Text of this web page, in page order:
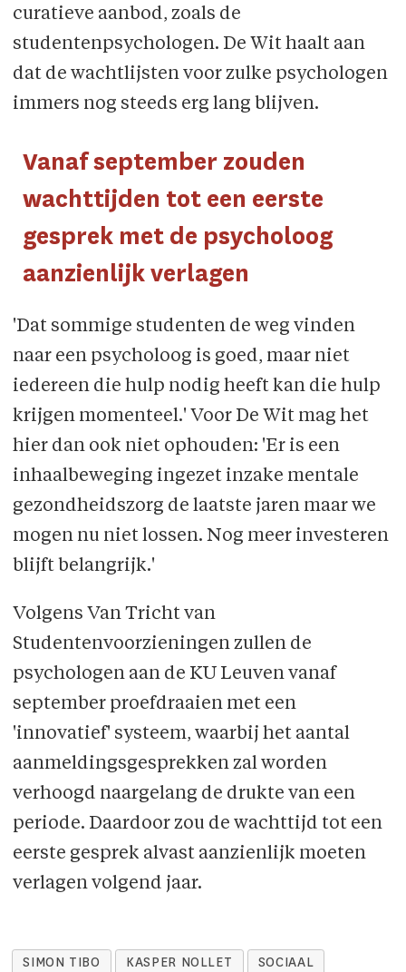
curatieve aanbod, zoals de
studentenpsychologen. De Wit haalt aan
dat de wachtlijsten voor zulke psychologen
immers nog steeds erg lang blijven.
Vanaf september zouden
wachttijden tot een eerste
gesprek met de psycholoog
aanzienlijk verlagen
'Dat sommige studenten de weg vinden
naar een psycholoog is goed, maar niet
iedereen die hulp nodig heeft kan die hulp
krijgen momenteel.' Voor De Wit mag het
hier dan ook niet ophouden: 'Er is een
inhaalbeweging ingezet inzake mentale
gezondheidszorg de laatste jaren maar we
mogen nu niet lossen. Nog meer investeren
blijft belangrijk.'
Volgens Van Tricht van
Studentenvoorzieningen zullen de
psychologen aan de KU Leuven vanaf
september proefdraaien met een
'innovatief' systeem, waarbij het aantal
aanmeldingsgesprekken zal worden
verhoogd naargelang de drukte van een
periode. Daardoor zou de wachttijd tot een
eerste gesprek alvast aanzienlijk moeten
verlagen volgend jaar.
SIMON TIBO KASPER NOLLET SOCIAAL